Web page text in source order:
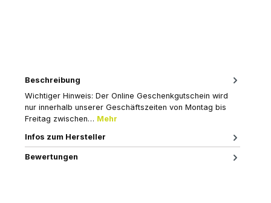
Beschreibung
Wichtiger Hinweis: Der Online Geschenkgutschein wird
nur innerhalb unserer Geschäftszeiten von Montag bis
Freitag zwischen… Mehr
Infos zum Hersteller
Bewertungen